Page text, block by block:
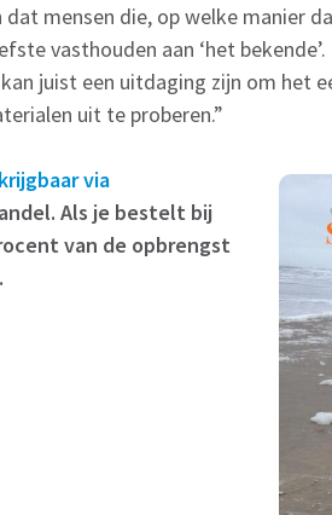
mensen die, op welke manier
vasthouden aan ‘het
juist een uitdaging zijn om het
uit te proberen.”
via
Als je bestelt bij
van de opbrengst